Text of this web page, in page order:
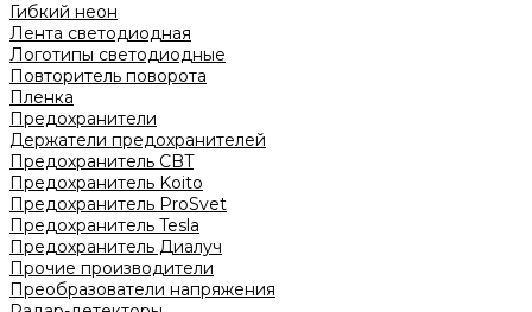
Гибкий неон
Лента светодиодная
Логотипы светодиодные
Повторитель поворота
Пленка
Предохранители
Держатели предохранителей
Предохранитель CBT
Предохранитель Koito
Предохранитель ProSvet
Предохранитель Tesla
Предохранитель Диалуч
Прочие производители
Преобразователи напряжения